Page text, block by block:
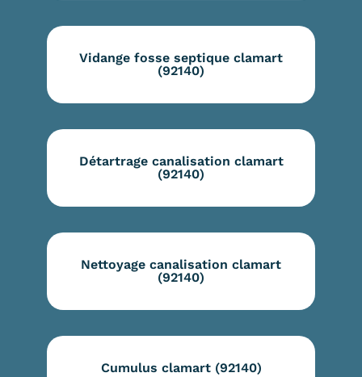
Vidange fosse septique clamart
(92140)
Détartrage canalisation clamart
(92140)
Nettoyage canalisation clamart
(92140)
Cumulus clamart (92140)